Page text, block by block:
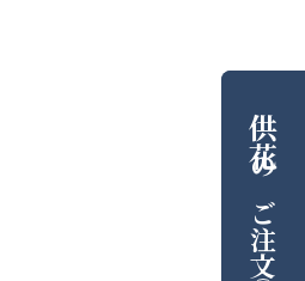
供花
の
ご注文